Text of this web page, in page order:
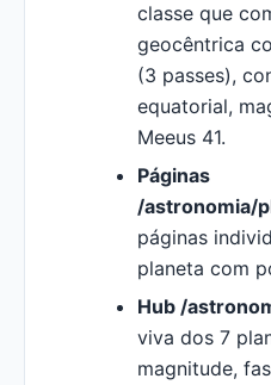
classe que
geocêntrica
(3 passes),
equatorial,
Meeus 41.
Páginas
/astronomia/
páginas
planeta com
Hub /
viva dos 7
magnitude,